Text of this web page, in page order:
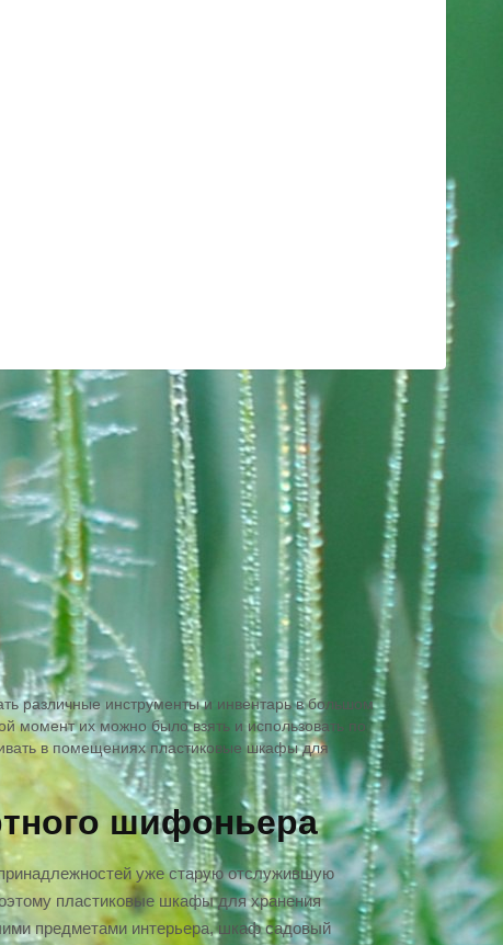
различные инструменты и инвентарь в большом
момент их можно было взять и использовать по
в помещениях пластиковые шкафы для
шифоньера
уже старую отслужившую
пластиковые шкафы для хранения
предметами интерьера, шкаф садовый